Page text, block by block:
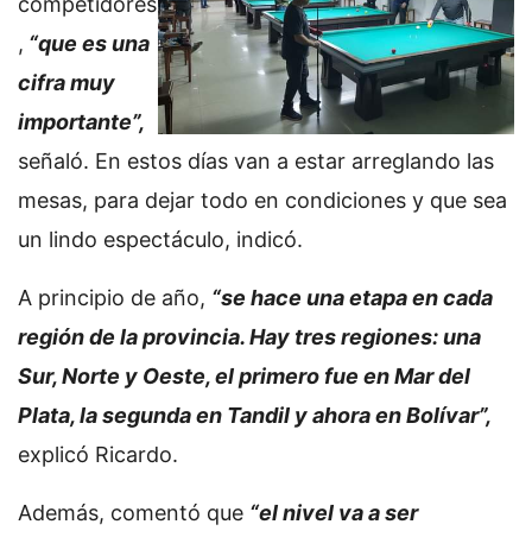
, “que es una
cifra muy
importante”,
señaló. En estos días van a estar arreglando las
mesas, para dejar todo en condiciones y que sea
un lindo espectáculo, indicó.
A principio de año, “se hace una etapa en cada
región de la provincia. Hay tres regiones: una
Sur, Norte y Oeste, el primero fue en Mar del
Plata, la segunda en Tandil y ahora en Bolívar”,
explicó Ricardo.
Además, comentó que “el nivel va a ser